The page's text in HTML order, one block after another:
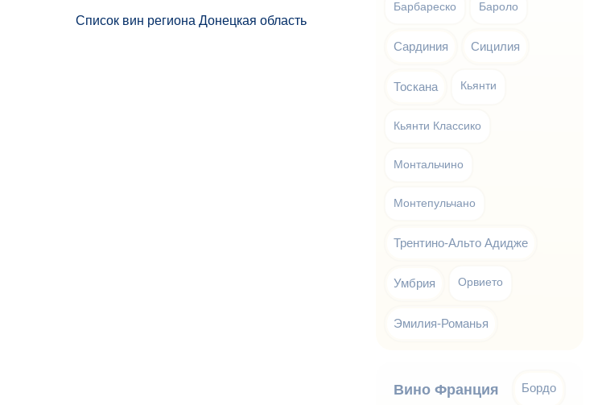
Список вин региона Донецкая область
Барбареско Бароло
Сардиния Сицилия
Тоскана Кьянти
Кьянти Классико
Монтальчино
Монтепульчано
Трентино-Альто Адидже
Умбрия Орвието
Эмилия-Романья
Вино Франция Бордо